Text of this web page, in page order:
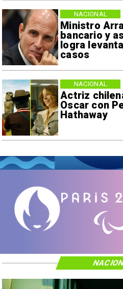
Ministro
bancario y
logra
casos
NACIONAL
Actriz
Oscar con
Hathaway
NACIONAL